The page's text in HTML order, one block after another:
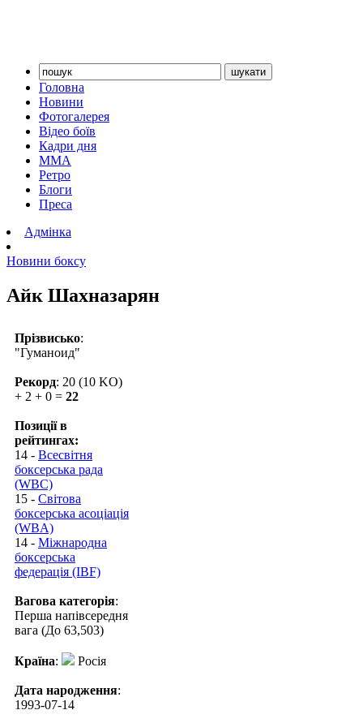
Головна
Новини
Фотогалерея
Відео боїв
Кадри дня
ММА
Ретро
Блоги
Преса
Адмінка
Новини боксу
Айк Шахназарян
Прізвисько:
"Гуманоид"
Рекорд: 20 (10 KO)
+ 2 + 0 = 22
Позиції в
рейтингах:
14 - Всесвітня
боксерська рада
(WBC)
15 - Світова
боксерська асоціація
(WBA)
14 - Міжнародна
боксерська
федерація (IBF)
Вагова категорія:
Перша напівсередня
вага (До 63,503)
Країна: Росія
Дата народження:
1993-07-14